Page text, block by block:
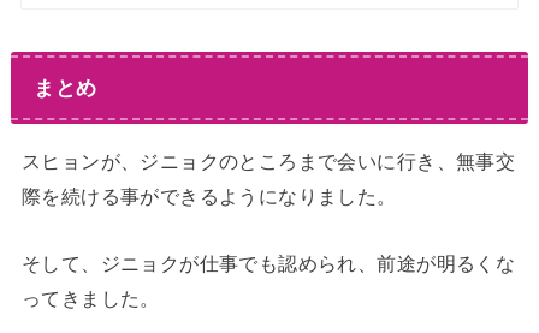
まとめ
スヒョンが、ジニョクのところまで会いに行き、無事交
際を続ける事ができるようになりました。
そして、ジニョクが仕事でも認められ、前途が明るくな
ってきました。